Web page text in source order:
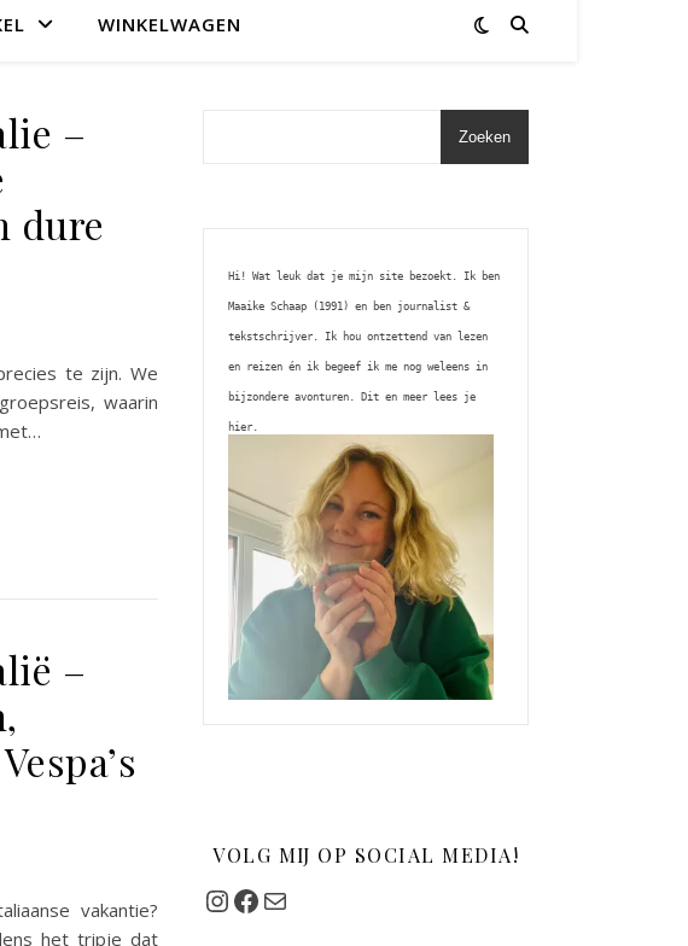
WINKELWAGEN
–
dure
te zijn. We
waarin
–
vakantie?
het tripje dat
Zoeken
Hi! Wat leuk dat je mijn site bezoekt. Ik ben
Maaike Schaap (1991) en ben journalist &
tekstschrijver. Ik hou ontzettend van lezen
en reizen én ik begeef ik me nog weleens in
bijzondere avonturen. Dit en meer lees je
hier.
VOLG MIJ OP SOCIAL MEDIA!
Instagram
Facebook
Mail